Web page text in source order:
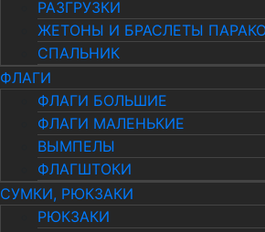
РАЗГРУЗКИ
ЖЕТОНЫ И БРАСЛЕТЫ
СПАЛЬНИК
ФЛАГИ
ФЛАГИ БОЛЬШИЕ
ФЛАГИ МАЛЕНЬКИЕ
ВЫМПЕЛЫ
ФЛАГШТОКИ
СУМКИ, РЮКЗАКИ
РЮКЗАКИ